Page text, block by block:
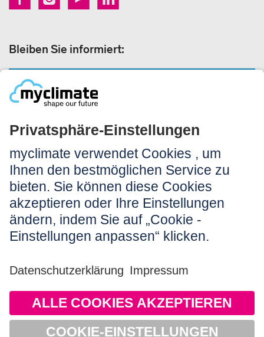
Bleiben Sie informiert:
Rechtliches:
Impressum
Nutzungshinweis
AGB
Datenschutz
Barrierefreiheit